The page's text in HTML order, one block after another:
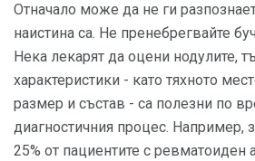
Отначало може да не ги
наистина са. Не пренебрегвайте
Нека лекарят да оцени нодулите,
характеристики - като тяхното
размер и състав - са полезни по
диагностичния процес. Например,
25% от пациентите с ревматоиден